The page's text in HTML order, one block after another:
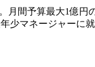
間予算最大1億
マネージャーに